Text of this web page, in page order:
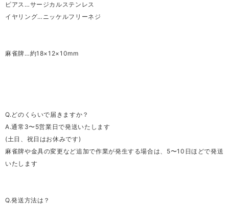
ピアス…サージカルステンレス
イヤリング…ニッケルフリーネジ
麻雀牌…約18×12×10mm
Q.どのくらいで届きますか？
A.通常3〜5営業日で発送いたします
(土日、祝日はお休みです)
麻雀牌や金具の変更など追加で作業が発生する場合は、5〜10日ほどで発送
いたします
Q.発送方法は？